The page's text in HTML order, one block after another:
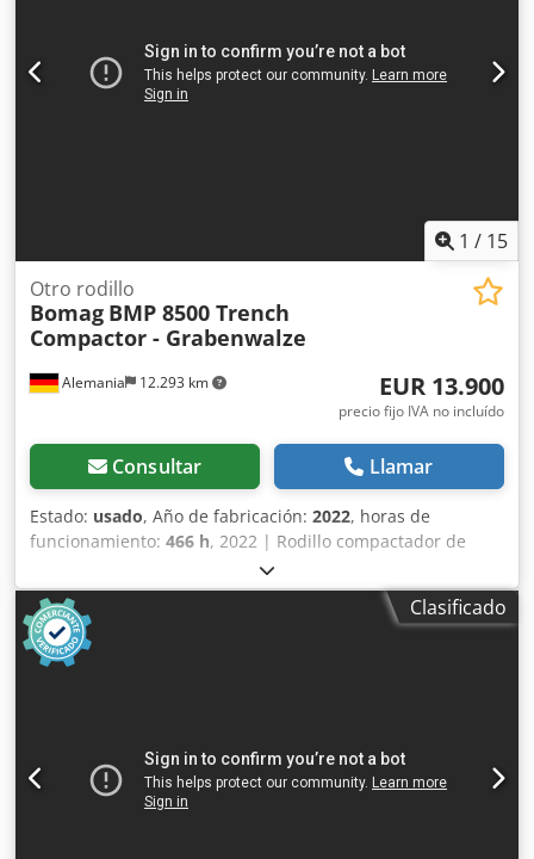
1 / 15
Alemania 12.293 km
Otro rodillo
Bomag BMP 8500 Trench
Compactor - Grabenwalze
EUR 13.900
precio fijo IVA no incluído
Consultar Llamar
Estado: usado, Año de fabricación: 2022, horas de
funcionamiento: 466 h, 2022 | Rodillo compactador de
zanjas Bomag BMP 8500 | Otro rodillo | 466 horas 📍
Ubicación: Alemania 🚛 Entrega disponible en su destino.
¡Utilice nuestra calculadora de envío para estimar los
costos de transporte! 💰 Compre ahora por 13.900 EUR o
haga una oferta. Pago contra entrega disponible por una
Comentario del inspector: No se detectaron defectos. 📄
¿Desea ver la inspección completa, fotos adicionales o un
vídeo? Consejo: La referencia "40835 Equippo" se utiliza
Clasificado